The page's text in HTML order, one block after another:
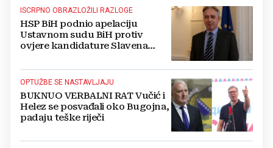
ISCRPNO OBRAZLOŽILI RAZLOGE
HSP BiH podnio apelaciju
Ustavnom sudu BiH protiv
ovjere kandidature Slavena
OPTUŽBE SE NASTAVLJAJU
BUKNUO VERBALNI RAT Vučić i
Helez se posvađali oko Bugojna,
padaju teške riječi